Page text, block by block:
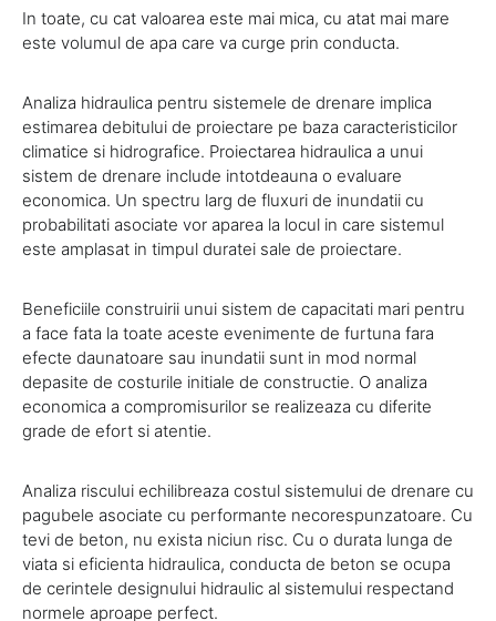
In toate, cu cat valoarea este mai mica, cu atat mai mare
este volumul de apa care va curge prin conducta.
Analiza hidraulica pentru sistemele de drenare implica
estimarea debitului de proiectare pe baza caracteristicilor
climatice si hidrografice. Proiectarea hidraulica a unui
sistem de drenare include intotdeauna o evaluare
economica. Un spectru larg de fluxuri de inundatii cu
probabilitati asociate vor aparea la locul in care sistemul
este amplasat in timpul duratei sale de proiectare.
Beneficiile construirii unui sistem de capacitati mari pentru
a face fata la toate aceste evenimente de furtuna fara
efecte daunatoare sau inundatii sunt in mod normal
depasite de costurile initiale de constructie. O analiza
economica a compromisurilor se realizeaza cu diferite
grade de efort si atentie.
Analiza riscului echilibreaza costul sistemului de drenare cu
pagubele asociate cu performante necorespunzatoare. Cu
tevi de beton, nu exista niciun risc. Cu o durata lunga de
viata si eficienta hidraulica, conducta de beton se ocupa
de cerintele designului hidraulic al sistemului respectand
normele aproape perfect.